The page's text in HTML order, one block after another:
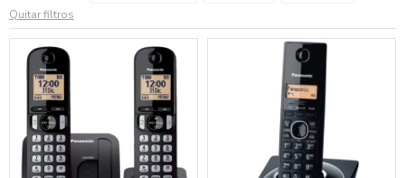
Quitar filtros